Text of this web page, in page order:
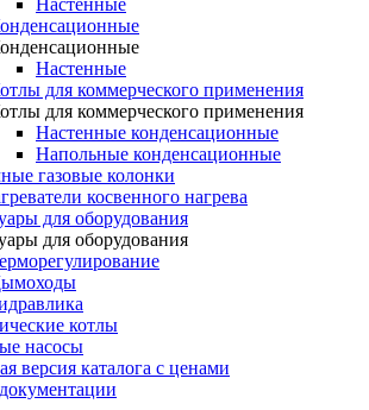
Настенные
Настенные
для коммерческого применения
для коммерческого применения
Настенные конденсационные
Напольные конденсационные
газовые колонки
косвенного нагрева
для оборудования
для оборудования
котлы
насосы
версия каталога с ценами